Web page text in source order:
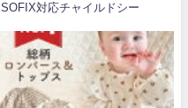
ISOFIX対応チャイルドシー